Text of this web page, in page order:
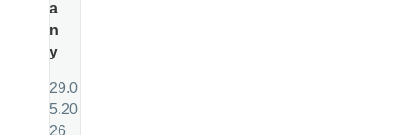
a
n
y
29.0
5.20
26